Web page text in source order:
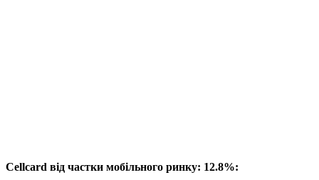
Cellcard від частки мобільного ринку: 12.8%: